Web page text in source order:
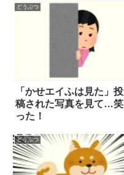
どうぶつ
「かせエイふは見た」投
稿された写真を見て…笑
った！
どうぶつ